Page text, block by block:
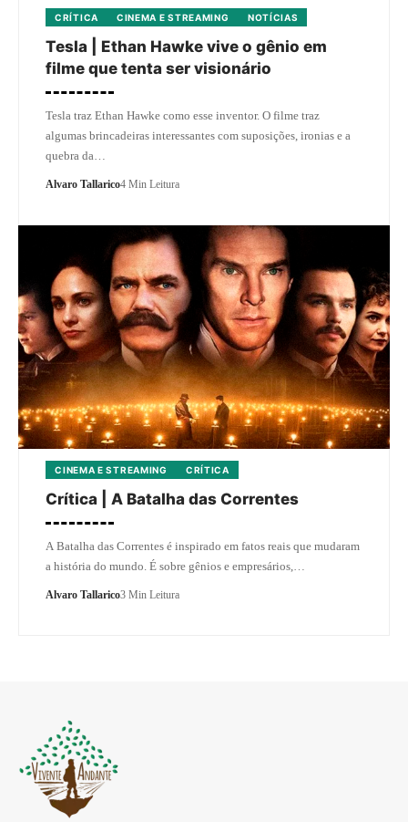
CRÍTICA CINEMA E STREAMING NOTÍCIAS
Tesla | Ethan Hawke vive o gênio em
filme que tenta ser visionário
Tesla traz Ethan Hawke como esse inventor. O filme traz
algumas brincadeiras interessantes com suposições, ironias e a
quebra da…
Alvaro Tallarico4 Min Leitura
CINEMA E STREAMING CRÍTICA
Crítica | A Batalha das Correntes
A Batalha das Correntes é inspirado em fatos reais que mudaram
a história do mundo. É sobre gênios e empresários,…
Alvaro Tallarico3 Min Leitura